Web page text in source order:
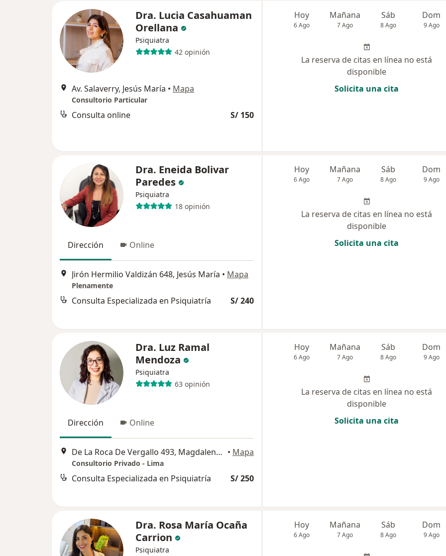
Dra. Lucia Casahuaman
Orellana
Psiquiatra
42 opinión
Av. Salaverry, Jesús María • Mapa
Consultorio Particular
Consulta online S/ 150
Hoy
6 Ago
Mañana
7 Ago
Sáb
8 Ago
Dom
9 Ago
La reserva de citas en línea no está
disponible
Solicita una cita
Dra. Eneida Bolivar
Paredes
Psiquiatra
18 opinión
Dirección Online
Jirón Hermilio Valdizán 648, Jesús María • Mapa
Plenamente
Consulta Especializada en Psiquiatría S/ 240
Hoy
6 Ago
Mañana
7 Ago
Sáb
8 Ago
Dom
9 Ago
La reserva de citas en línea no está
disponible
Solicita una cita
Dra. Luz Ramal
Mendoza
Psiquiatra
63 opinión
Dirección Online
De La Roca De Vergallo 493, Magdalena del Mar • Mapa
Consultorio Privado - Lima
Consulta Especializada en Psiquiatría S/ 250
Hoy
6 Ago
Mañana
7 Ago
Sáb
8 Ago
Dom
9 Ago
La reserva de citas en línea no está
disponible
Solicita una cita
Dra. Rosa María Ocaña
Carrion
Psiquiatra
Hoy
6 Ago
Mañana
7 Ago
Sáb
8 Ago
Dom
9 Ago